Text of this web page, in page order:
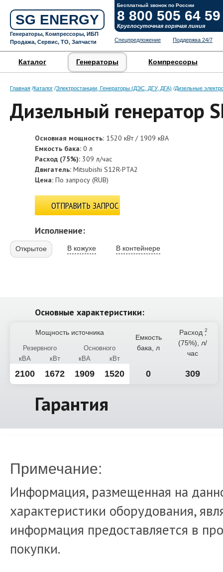
SG ENERGY
Генераторы, Компрессоры, ИБП
Продажа, Сервис, ТО, Запчасти
Бесплатный звонок по России
8 800 505 64 59
Круглосуточная горячая линия
Спецпредложение Поддержка 24/7
Каталог Генераторы Компрессоры
Главная Каталог Электростанции, Генераторы (ДЭС, ДГУ, ДГА) Дизельные
Дизельный генератор
Основная мощность: 1520 кВт / 1909 кВА
Емкость бака: 0 л
Расход (75%): 309 л/час
Двигатель: Mitsubishi S12R-PTA2
Цена: По запросу (RUB)
ОТПРАВИТЬ ЗАПРОС
Исполнение:
Открытое В кожухе В контейнере
Основные характеристики:
Мощность источника
Емкость
бака, л
Расход ,
(75%), л/
час
Резервного
Основного
кВА
кВт кВА кВт
2100 1672 1909 1520 0 309
Гарантия
Примечание:
Информация, размещенная на
характеристики оборудования,
информация предоставляется в
покупки.